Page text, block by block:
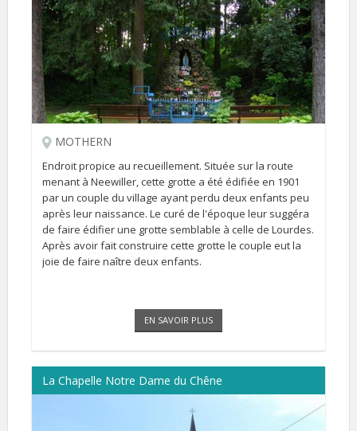
MOTHERN
Endroit propice au recueillement. Située sur la route
menant à Neewiller, cette grotte a été édifiée en 1901
par un couple du village ayant perdu deux enfants peu
après leur naissance. Le curé de l'époque leur suggéra
de faire édifier une grotte semblable à celle de Lourdes.
Après avoir fait construire cette grotte le couple eut la
joie de faire naître deux enfants.
EN SAVOIR PLUS
La Chapelle Notre Dame du Chêne